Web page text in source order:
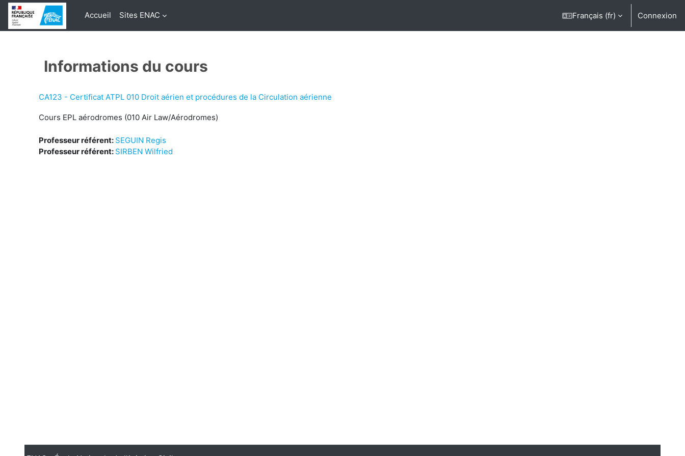
Passer au contenu principal
Accueil
Sites ENAC Français ‎(fr)‎ Connexion
Informations du cours
CA123 - Certificat ATPL 010 Droit aérien et procédures de la Circulation aérienne
Cours EPL aérodromes (010 Air Law/Aérodromes)
Professeur référent: SEGUIN Regis
Professeur référent: SIRBEN Wilfried